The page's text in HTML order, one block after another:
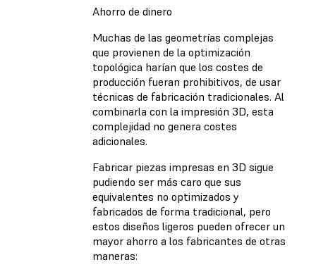
Ahorro de dinero
Muchas de las geometrías complejas
que provienen de la optimización
topológica harían que los costes de
producción fueran prohibitivos, de usar
técnicas de fabricación tradicionales. Al
combinarla con la impresión 3D, esta
complejidad no genera costes
adicionales.
Fabricar piezas impresas en 3D sigue
pudiendo ser más caro que sus
equivalentes no optimizados y
fabricados de forma tradicional, pero
estos diseños ligeros pueden ofrecer un
mayor ahorro a los fabricantes de otras
maneras: